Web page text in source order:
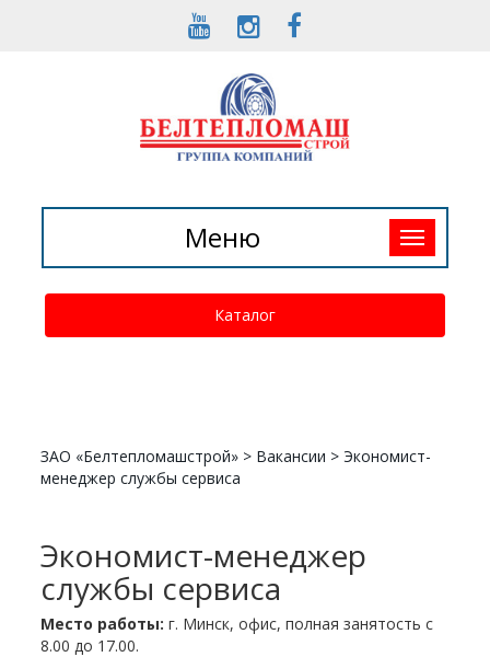
Toggle
navigation
Меню
Каталог
ЗАО «Белтепломашстрой» > Вакансии >Экономист-
менеджер службы сервиса
Экономист-менеджер
службы сервиса
Место работы: г. Минск, офис, полная занятость с
8.00 до 17.00.